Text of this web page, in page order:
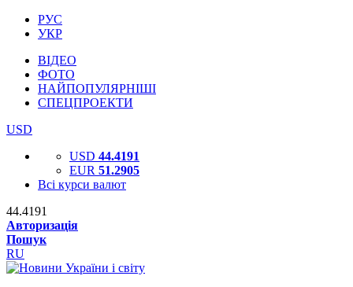
РУС
УКР
ВІДЕО
ФОТО
НАЙПОПУЛЯРНІШІ
СПЕЦПРОЕКТИ
USD
USD 44.4191
EUR 51.2905
Всі курси валют
44.4191
Авторизація
Пошук
RU